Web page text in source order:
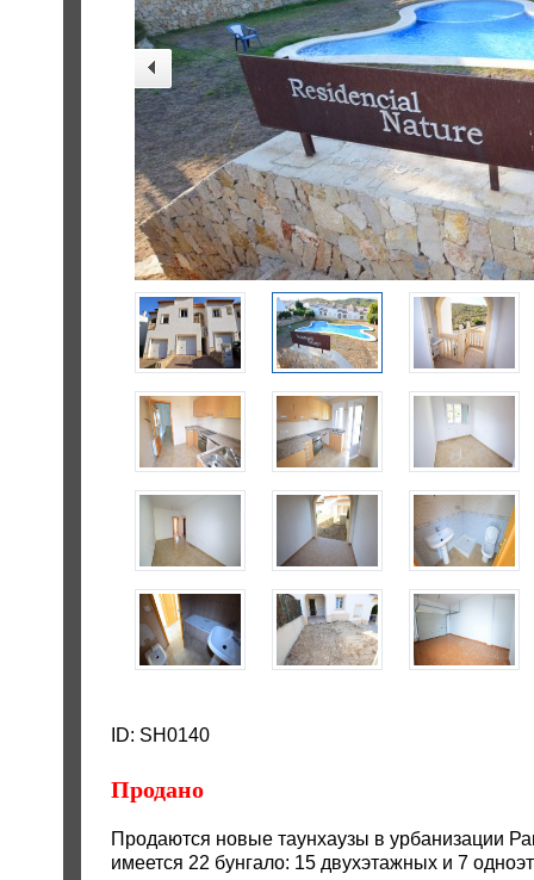
ID: SH0140
Продано
Продаются новые таунхаузы в урбанизации
имеется 22 бунгало: 15 двухэтажных и 7